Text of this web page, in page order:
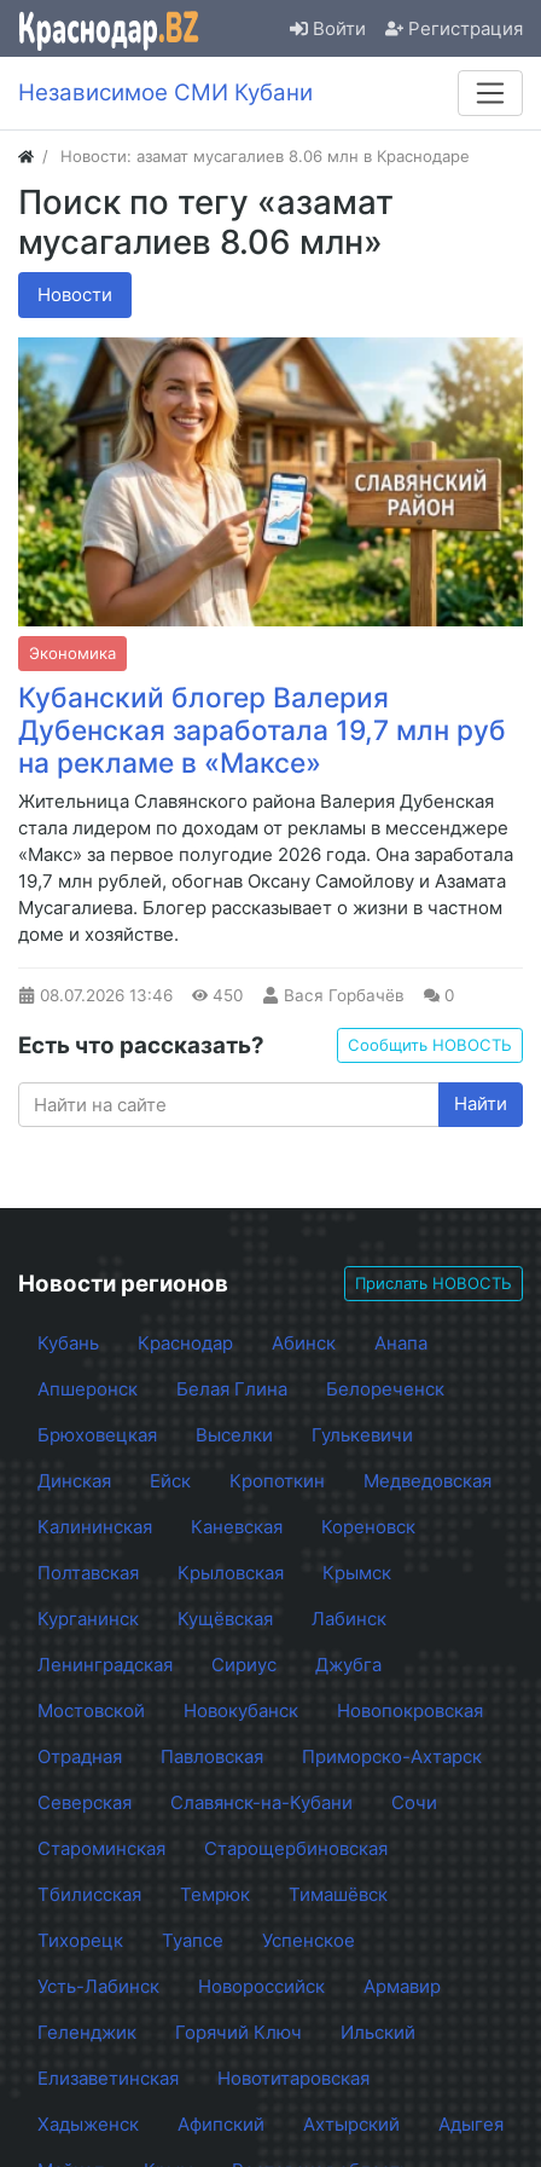
Войти Регистрация
Независимое СМИ Кубани
Новости: азамат мусагалиев 8.06 млн в Краснодаре
Поиск по тегу «азамат
мусагалиев 8.06 млн»
Новости
Экономика
Кубанский блогер Валерия
Дубенская заработала 19,7 млн руб
на рекламе в «Максе»
Жительница Славянского района Валерия Дубенская
стала лидером по доходам от рекламы в мессенджере
«Макс» за первое полугодие 2026 года. Она заработала
19,7 млн рублей, обогнав Оксану Самойлову и Азамата
Мусагалиева. Блогер рассказывает о жизни в частном
доме и хозяйстве.
08.07.2026 13:46 450 Вася Горбачёв 0
Есть что рассказать? Сообщить НОВОСТЬ
Найти
Новости регионов Прислать НОВОСТЬ
Кубань Краснодар Абинск
Анапа
Апшеронск
Белая Глина
Белореченск
Брюховецкая
Выселки
Гулькевичи
Динская
Ейск Кропоткин
Медведовская
Калининская
Каневская
Кореновск
Полтавская
Крыловская
Крымск
Курганинск
Кущёвская
Лабинск
Ленинградская
Сириус
Джубга
Мостовской
Новокубанск
Новопокровская
Отрадная
Павловская
Приморско-Ахтарск
Северская
Славянск-на-Кубани
Сочи
Староминская
Старощербиновская
Тбилисская
Темрюк
Тимашёвск
Тихорецк
Туапсе
Успенское
Усть-Лабинск
Новороссийск
Армавир
Геленджик
Горячий Ключ
Ильский
Елизаветинская
Новотитаровская
Хадыженск
Афипский Ахтырский
Адыгея